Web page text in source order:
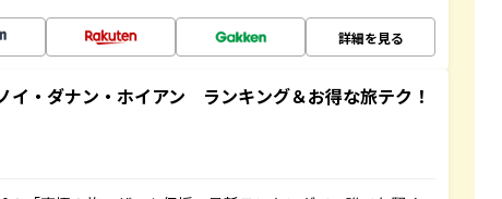
詳細を見る
・ダナン・ホイアン ランキング＆お得な旅テク！